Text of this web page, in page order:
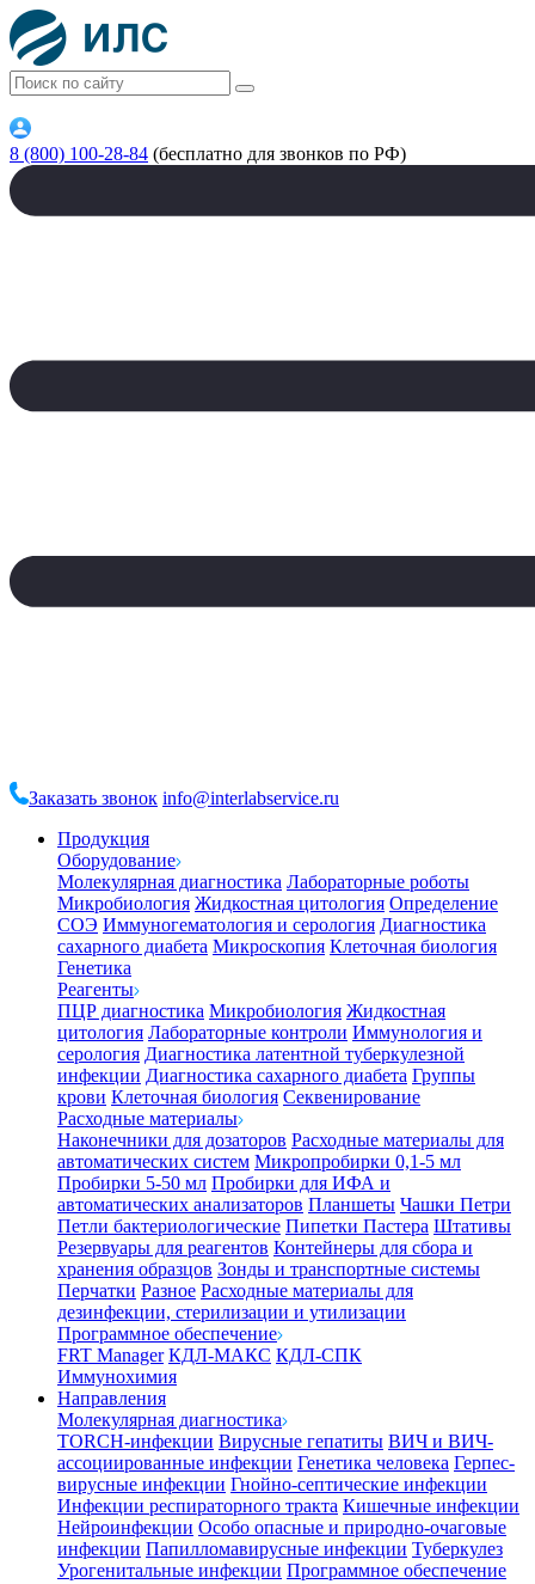
8 (800) 100-28-84 (бесплатно для звонков по РФ)
Заказать звонок info@interlabservice.ru
Продукция
Оборудование
Молекулярная диагностика Лабораторные роботы
Микробиология Жидкостная цитология Определение
СОЭ Иммуногематология и серология Диагностика
сахарного диабета Микроскопия Клеточная биология
Генетика
Реагенты
ПЦР диагностика Микробиология Жидкостная
цитология Лабораторные контроли Иммунология и
серология Диагностика латентной туберкулезной
инфекции Диагностика сахарного диабета Группы
крови Клеточная биология Секвенирование
Расходные материалы
Наконечники для дозаторов Расходные материалы для
автоматических систем Микропробирки 0,1-5 мл
Пробирки 5-50 мл Пробирки для ИФА и
автоматических анализаторов Планшеты Чашки Петри
Петли бактериологические Пипетки Пастера Штативы
Резервуары для реагентов Контейнеры для сбора и
хранения образцов Зонды и транспортные системы
Перчатки Разное Расходные материалы для
дезинфекции, стерилизации и утилизации
Программное обеспечение
FRT Manager КДЛ-МАКС КДЛ-СПК
Иммунохимия
Направления
Молекулярная диагностика
TORCH-инфекции Вирусные гепатиты ВИЧ и ВИЧ-
ассоциированные инфекции Генетика человека Герпес-
вирусные инфекции Гнойно-септические инфекции
Инфекции респираторного тракта Кишечные инфекции
Нейроинфекции Особо опасные и природно-очаговые
инфекции Папилломавирусные инфекции Туберкулез
Урогенитальные инфекции Программное обеспечение